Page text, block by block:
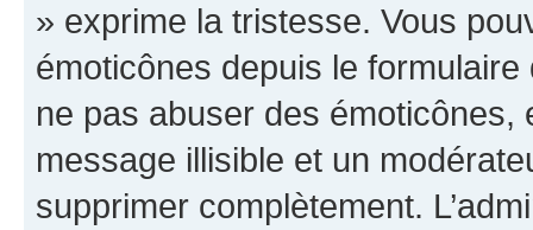
» exprime la tristesse. Vous
émoticônes depuis le
ne pas abuser des
message illisible et un
supprimer complètement.